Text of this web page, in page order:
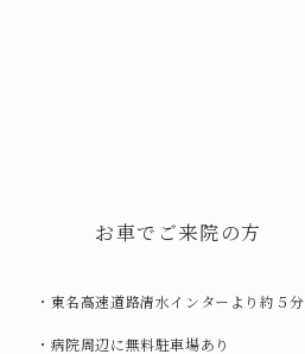
お車でご来院の方
・東名高速道路清水インターより約５分
・病院周辺に無料駐車場あり